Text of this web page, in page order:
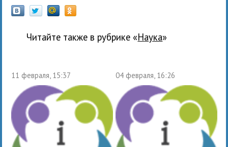
Читайте также в рубрике « наука»
11 февраля, 15:37 04 февраля, 16:26